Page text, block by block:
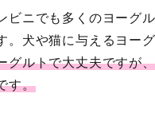
ビニでも多くのヨーグ
。犬や猫に与えるヨー
グルトで大丈夫ですが
す。